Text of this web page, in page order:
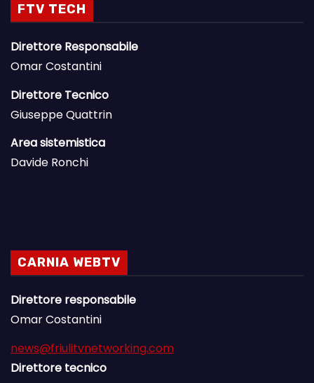
FTV TECH
Direttore Responsabile
Omar Costantini
Direttore Tecnico
Giuseppe Quattrin
Area sistemistica
Davide Ronchi
CARNIA WEBTV
Direttore responsabile
Omar Costantini
news@friulitvnetworking.com
Direttore tecnico